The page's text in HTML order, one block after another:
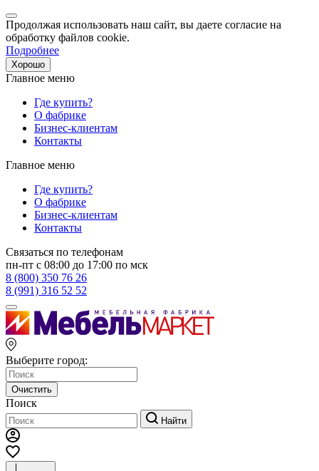
Продолжая использовать наш сайт, вы даете согласие на
обработку файлов cookie.
Подробнее
Хорошо
Главное меню
Где купить?
О фабрике
Бизнес-клиентам
Контакты
Главное меню
Где купить?
О фабрике
Бизнес-клиентам
Контакты
Связаться по телефонам
пн-пт с 08:00 до 17:00 по мск
8 (800) 350 76 26
8 (991) 316 52 52
Выберите город:
Очистить
Поиск
Найти